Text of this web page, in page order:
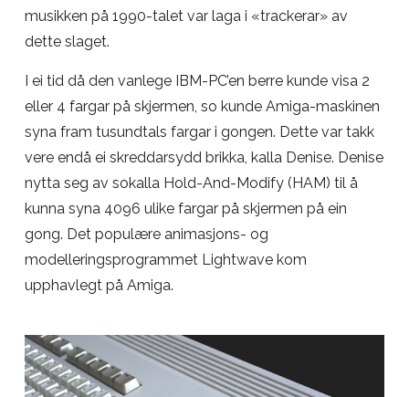
musikken på 1990-talet var laga i «trackerar» av
dette slaget.
I ei tid då den vanlege IBM-PC’en berre kunde visa 2
eller 4 fargar på skjermen, so kunde Amiga-maskinen
syna fram tusundtals fargar i gongen. Dette var takk
vere endå ei skreddarsydd brikka, kalla Denise. Denise
nytta seg av sokalla Hold-And-Modify (HAM) til å
kunna syna 4096 ulike fargar på skjermen på ein
gong. Det populære animasjons- og
modelleringsprogrammet Lightwave kom
upphavlegt på Amiga.